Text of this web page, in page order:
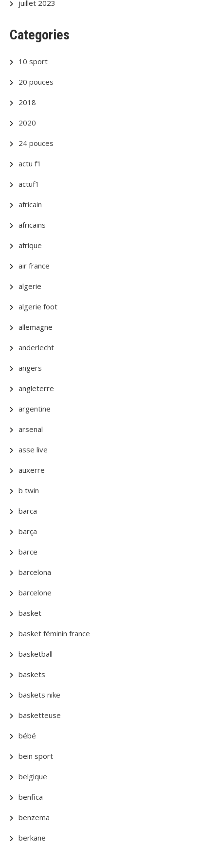
juillet 2023
Categories
10 sport
20 pouces
2018
2020
24 pouces
actu f1
actuf1
africain
africains
afrique
air france
algerie
algerie foot
allemagne
anderlecht
angers
angleterre
argentine
arsenal
asse live
auxerre
b twin
barca
barça
barce
barcelona
barcelone
basket
basket féminin france
basketball
baskets
baskets nike
basketteuse
bébé
bein sport
belgique
benfica
benzema
berkane